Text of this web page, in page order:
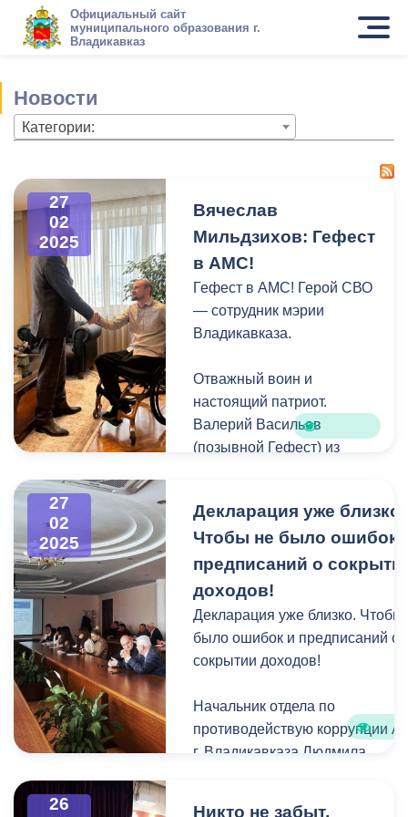
Официальный сайт
муниципального образования г.
Владикавказ
Новости
Категории:
27
02
2025
Вячеслав
Мильдзихов: Гефест
в АМС!
Гефест в АМС! Герой СВО
— сотрудник мэрии
Владикавказа.
Отважный воин и
настоящий патриот.
Валерий Васильев
(позывной Гефест) из
гвардейское высшее
воздушно-десантное
командное училище. По
окончании обучения был
распределен во вторую
бригаду специального
В зоне проведения СВО
находился с первых дней.
Награжден медалью
задачи получил серьезное
27
02
2025
Декларация уже близко.
Чтобы не было ошибок
предписаний о
доходов!
Декларация уже близко. Чтобы
было ошибок и предписаний о
сокрытии доходов!
Начальник отдела по
противодействую коррупции
г. Владикавказа Людмила
26
Никто не забыт,